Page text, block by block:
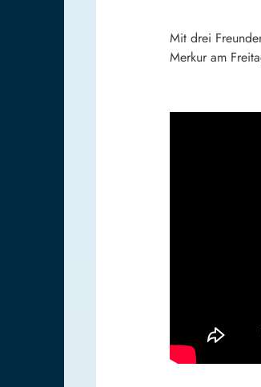
Mit drei
Merkur am